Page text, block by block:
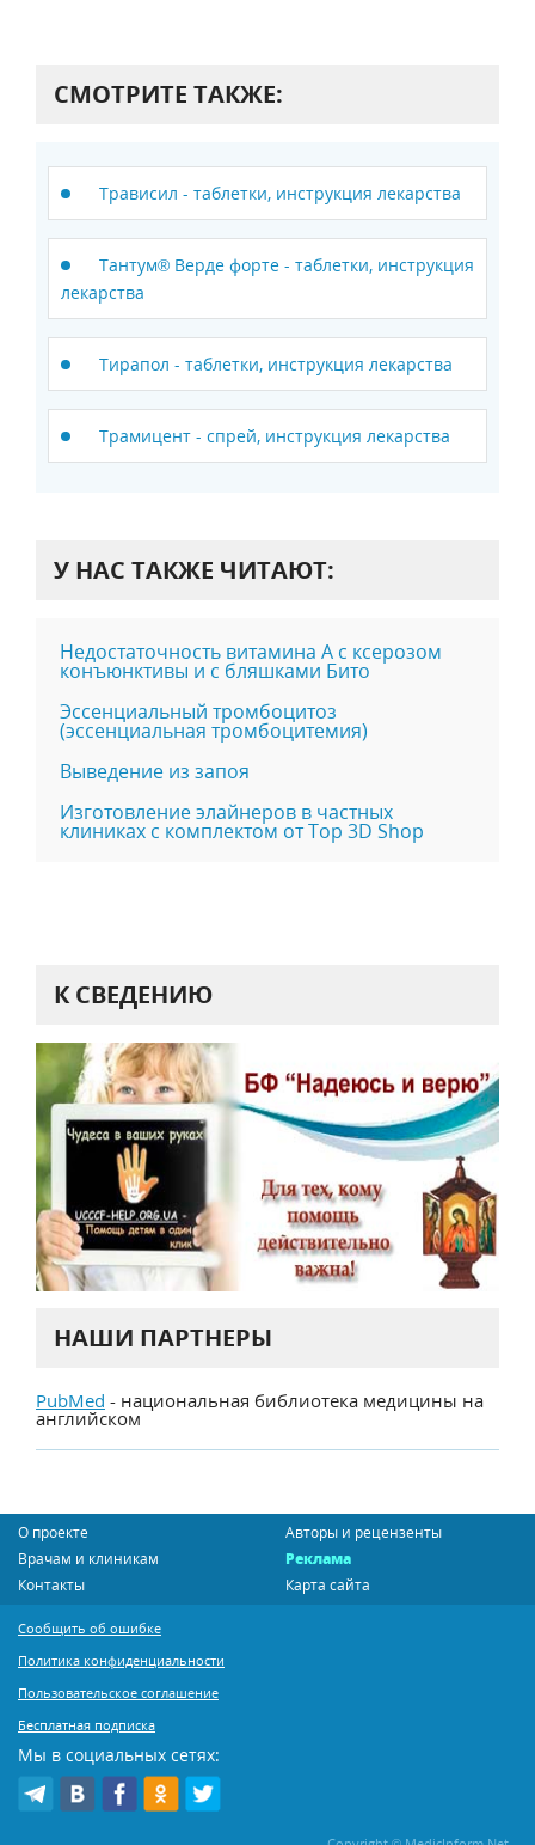
СМОТРИТЕ ТАКЖЕ:
Трависил - таблетки, инструкция лекарства
Тантум® Верде форте - таблетки, инструкция
лекарства
Тирапол - таблетки, инструкция лекарства
Трамицент - спрей, инструкция лекарства
У НАС ТАКЖЕ ЧИТАЮТ:
Недостаточность витамина А с ксерозом
конъюнктивы и с бляшками Бито
Эссенциальный тромбоцитоз
(эссенциальная тромбоцитемия)
Выведение из запоя
Изготовление элайнеров в частных
клиниках с комплектом от Top 3D Shop
К СВЕДЕНИЮ
НАШИ ПАРТНЕРЫ
PubMed - национальная библиотека медицины на
английском
О проекте
Авторы и рецензенты
Врачам и клиникам
Реклама
Контакты
Карта сайта
Сообщить об ошибке
Политика конфиденциальности
Пользовательское соглашение
Бесплатная подписка
Мы в социальных сетях: